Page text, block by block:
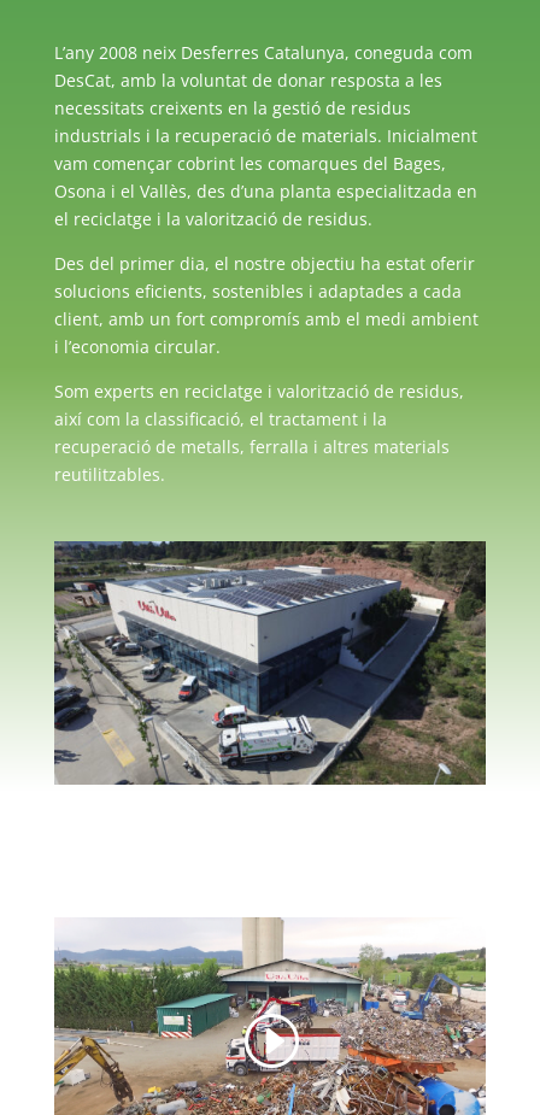
L’any 2008 neix Desferres Catalunya, coneguda com
DesCat, amb la voluntat de donar resposta a les
necessitats creixents en la gestió de residus
industrials i la recuperació de materials. Inicialment
vam començar cobrint les comarques del Bages,
Osona i el Vallès, des d’una planta especialitzada en
el reciclatge i la valorització de residus.
Des del primer dia, el nostre objectiu ha estat oferir
solucions eficients, sostenibles i adaptades a cada
client, amb un fort compromís amb el medi ambient
i l’economia circular.
Som experts en reciclatge i valorització de residus,
així com la classificació, el tractament i la
recuperació de metalls, ferralla i altres materials
reutilitzables.